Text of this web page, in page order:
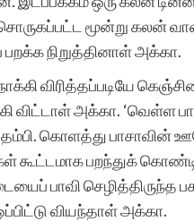
மூன்று கலன்
நிறுத்தினாள் அக்கா.
விரித்தப்படியே
அக்கா. ‘வெள்ள
கொளத்து பாசாவின்
பறந்துக்
பாவி செழித்திருந்த
வியந்தாள் அக்கா.